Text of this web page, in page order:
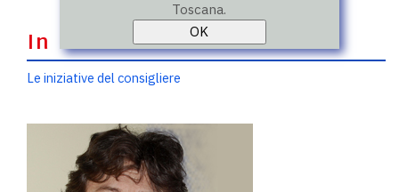
Toscana.
In evidenza
Le iniziative del consigliere